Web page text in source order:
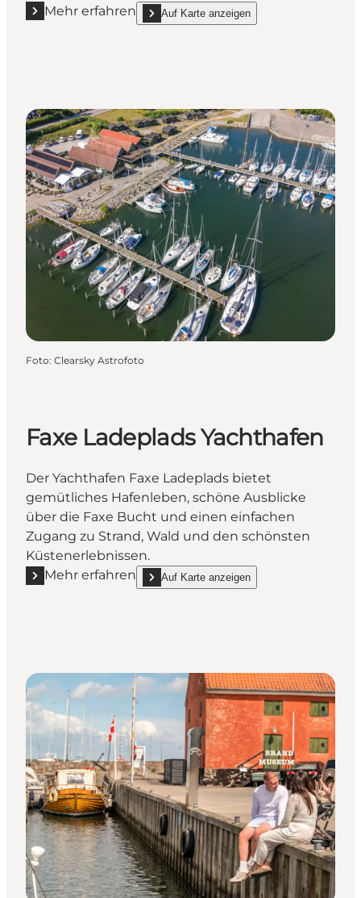
Mehr erfahren
Mehr erfahren "Karrebæksminde Inderhavn (hafen)"
Auf Karte anzeigen
show Karrebæksminde Inderhavn (hafen)
Foto: Clearsky Astrofoto
Faxe Ladeplads Yachthafen
Der Yachthafen Faxe Ladeplads bietet
gemütliches Hafenleben, schöne Ausblicke
über die Faxe Bucht und einen einfachen
Zugang zu Strand, Wald und den schönsten
Küstenerlebnissen.
Mehr erfahren
Mehr erfahren "Faxe Ladeplads Yachthafen"
Auf Karte anzeigen
show Faxe Ladeplads Yachthafen on_map